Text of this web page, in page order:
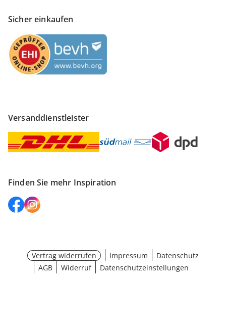
Sicher einkaufen
Versanddienstleister
Finden Sie mehr Inspiration
Vertrag widerrufen Impressum
Datenschutz
AGB
Widerruf Datenschutzeinstellungen